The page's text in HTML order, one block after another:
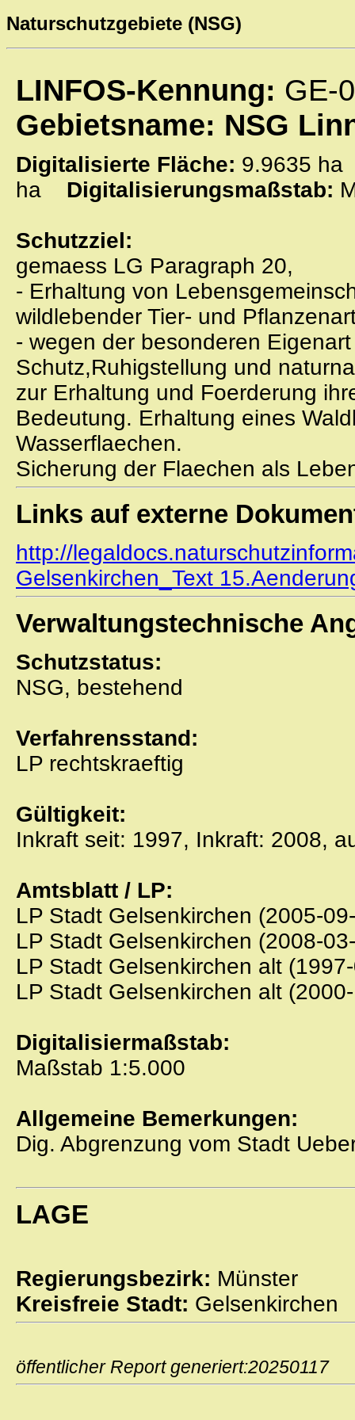
Naturschutzgebiete (NSG)
LINFOS-Kennung: GE-
Gebietsname: NSG
Digitalisierte Fläche: 9.9635
ha Digitalisierungsmaßstab:
Schutzziel:
gemaess LG Paragraph 20,
- Erhaltung von
wildlebender Tier- und
- wegen der besonderen
Schutz,Ruhigstellung und
zur Erhaltung und Foerderung
Bedeutung. Erhaltung eines
Wasserflaechen.
Sicherung der Flaechen als
Links auf externe
http://
Gelsenkirchen_Text
Verwaltungstechnische
Schutzstatus:
NSG, bestehend
Verfahrensstand:
LP rechtskraeftig
Gültigkeit:
Inkraft seit: 1997, Inkraft: 2008,
Amtsblatt / LP:
LP Stadt Gelsenkirchen (2005-
LP Stadt Gelsenkirchen (2008-
LP Stadt Gelsenkirchen alt
LP Stadt Gelsenkirchen alt
Digitalisiermaßstab:
Maßstab 1:5.000
Allgemeine Bemerkungen:
Dig. Abgrenzung vom Stadt
LAGE
Regierungsbezirk: Münster
Kreisfreie Stadt: Gelsenkirchen
öffentlicher Report